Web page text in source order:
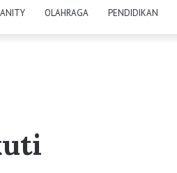
OLAHRAGA PENDIDIKAN